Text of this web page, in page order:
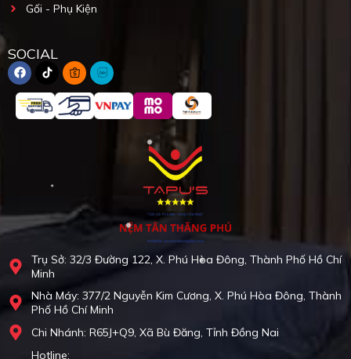
Trụ Sở: 32/3 Đường 122, X. Phú Hòa Đông, Thành Phố Hồ Chí
Minh
Nhà Máy: 377/2 Nguyễn Kim Cương, X. Phú Hòa Đông, Thành
Phố Hồ Chí Minh
Chi Nhánh: R65J+Q9, Xã Bù Đăng, Tỉnh Đồng Nai
Hotline:
Gối - Phụ Kiện
SOCIAL